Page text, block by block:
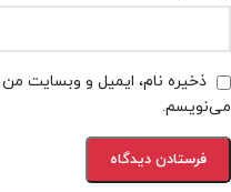
ذخیره نام، ایمیل و وبسایت من
می‌نویسم.